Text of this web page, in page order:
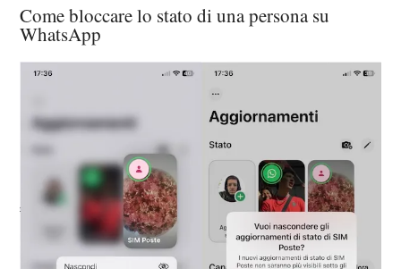
Come bloccare lo stato di una persona su
WhatsApp